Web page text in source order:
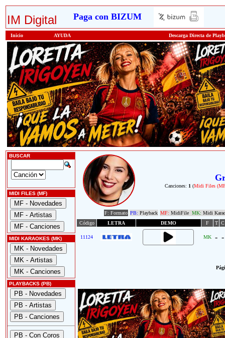
IM Digital Paga con BIZUM
Inicio AYUDA Descarga Directa de
BUSCAR
MIDI FILES (MF)
MIDI KARAOKES (MK)
PLAYBACKS (PB)
Canciones: 1 (Midi Files
F: Formato PB: Playback MF: MidiFile MK: Midi
Código
LETRA DEMO F T C
11124 MK - -